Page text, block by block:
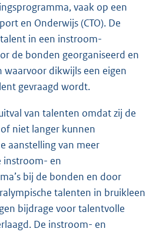
vaak op een
en Onderwijs (CTO). De
in een instroom-
de bonden georganiseerd en
dikwijls een eigen
gevraagd wordt.
van talenten omdat zij de
niet langer kunnen
aanstelling van meer
instroom- en
bij de bonden en door
talenten in bruikleen
bijdrage voor talentvolle
De instroom- en